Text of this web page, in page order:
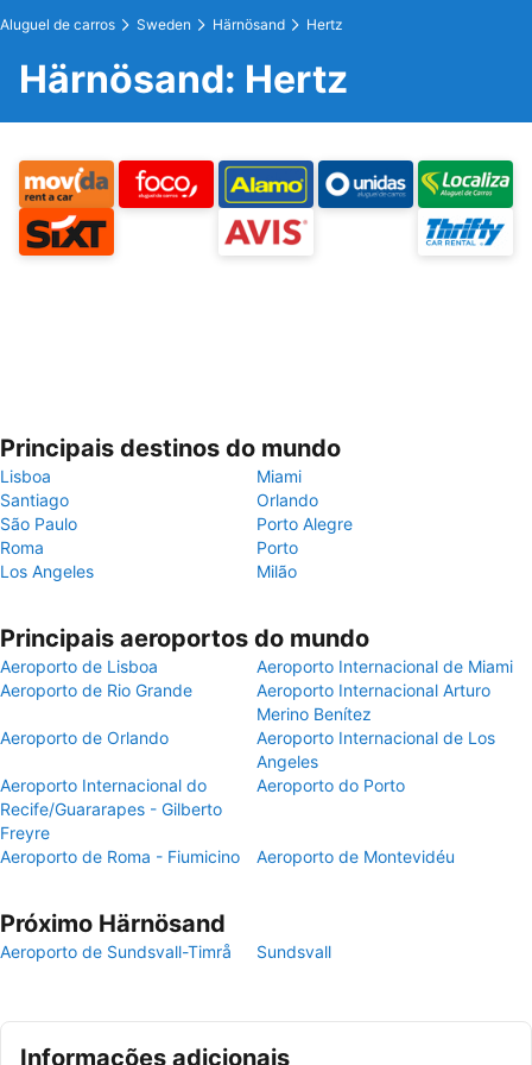
Aluguel de carros Sweden Härnösand Hertz
Härnösand: Hertz
Principais destinos do mundo
Lisboa
Miami
Santiago
Orlando
São Paulo
Porto Alegre
Roma
Porto
Los Angeles
Milão
Principais aeroportos do mundo
Aeroporto de Lisboa
Aeroporto Internacional de Miami
Aeroporto de Rio Grande
Aeroporto Internacional Arturo
Merino Benítez
Aeroporto de Orlando
Aeroporto Internacional de Los
Angeles
Aeroporto Internacional do
Recife/Guararapes - Gilberto
Freyre
Aeroporto do Porto
Aeroporto de Roma - Fiumicino Aeroporto de Montevidéu
Próximo Härnösand
Aeroporto de Sundsvall-Timrå Sundsvall
Informações adicionais